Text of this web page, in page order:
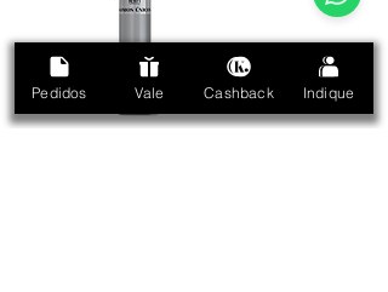
Pedidos Vale Cashback Indique